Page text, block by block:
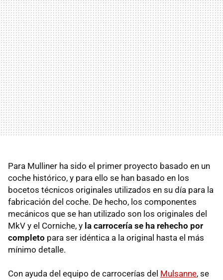
Para Mulliner ha sido el primer proyecto basado en un
coche histórico, y para ello se han basado en los
bocetos técnicos originales utilizados en su día para la
fabricación del coche. De hecho, los componentes
mecánicos que se han utilizado son los originales del
MkV y el Corniche, y la carrocería se ha rehecho por
completo para ser idéntica a la original hasta el más
mínimo detalle.
Con ayuda del equipo de carrocerías del Mulsanne, se